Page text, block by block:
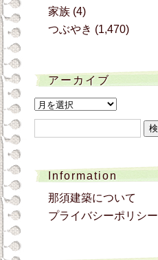
家族 (4)
つぶやき (1,470)
アーカイブ
ア
ー
索:
Information
那須建築について
プライバシーポリシー